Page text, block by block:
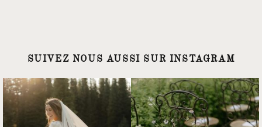
SUIVEZ NOUS AUSSI SUR INSTAGRAM